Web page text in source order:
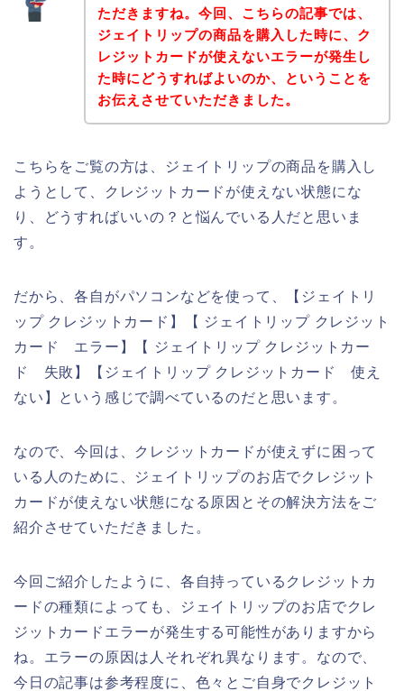
ただきますね。今回、こちらの記事では、
ジェイトリップの商品を購入した時に、ク
レジットカードが使えないエラーが発生し
た時にどうすればよいのか、ということを
お伝えさせていただきました。
こちらをご覧の方は、ジェイトリップの商品を購入し
ようとして、クレジットカードが使えない状態にな
り、どうすればいいの？と悩んでいる人だと思いま
す。
だから、各自がパソコンなどを使って、【ジェイトリ
ップ クレジットカード】【 ジェイトリップ クレジット
カード エラー】【 ジェイトリップ クレジットカー
ド 失敗】【ジェイトリップ クレジットカード 使え
ない】という感じで調べているのだと思います。
なので、今回は、クレジットカードが使えずに困って
いる人のために、ジェイトリップのお店でクレジット
カードが使えない状態になる原因とその解決方法をご
紹介させていただきました。
今回ご紹介したように、各自持っているクレジットカ
ードの種類によっても、ジェイトリップのお店でクレ
ジットカードエラーが発生する可能性がありますから
ね。エラーの原因は人それぞれ異なります。なので、
今日の記事は参考程度に、色々とご自身でクレジット